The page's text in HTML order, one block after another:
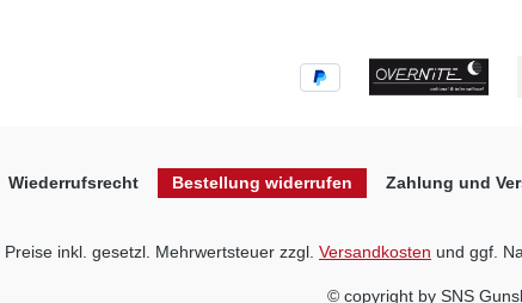
Wiederrufsrecht Bestellung widerrufen Zahlung und
Preise inkl. gesetzl. Mehrwertsteuer zzgl. Versandkosten und ggf.
© copyright by SNS